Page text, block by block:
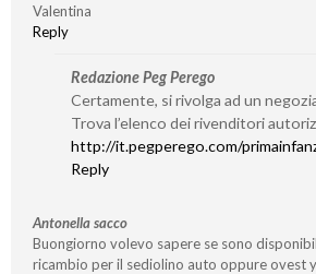
Valentina
Reply
Redazione Peg Perego
Certamente, si rivolga ad un
Trova l’elenco dei rivenditori
http://it.pegperego.com/
Reply
Antonella sacco
Buongiorno volevo sapere se sono
ricambio per il sediolino auto oppure ovest